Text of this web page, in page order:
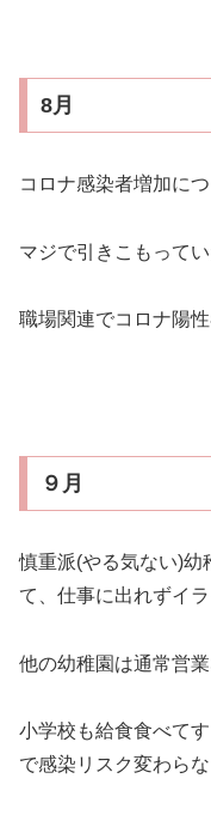
8月
コロナ感染者増加に
マジで引きこもってい
職場関連でコロナ陽
９月
慎重派(やる気ない)幼
て、仕事に出れずイラ
他の幼稚園は通常営業
小学校も給食食べて
で感染リスク変わら